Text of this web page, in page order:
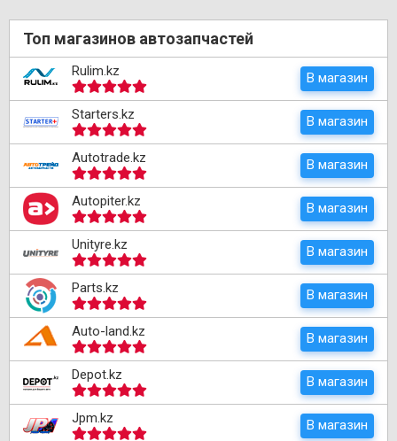
Топ магазинов автозапчастей
Rulim.kz В магазин
Starters.kz В магазин
Autotrade.kz В магазин
Autopiter.kz В магазин
Unityre.kz В магазин
Parts.kz В магазин
Auto-land.kz В магазин
Depot.kz В магазин
Jpm.kz В магазин